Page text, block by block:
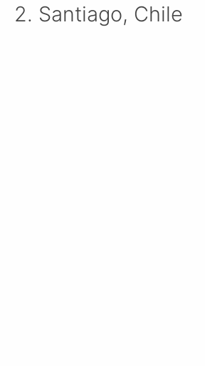
2. Santiago, Chile